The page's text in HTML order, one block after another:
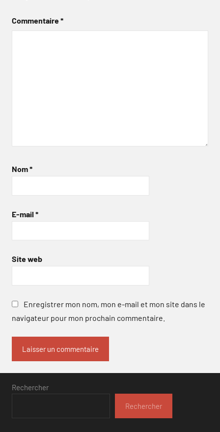
Commentaire*
Nom*
E-mail *
Site web
Enregistrer mon nom, mon e-mail et mon site dans le
navigateur pour mon prochain commentaire.
Rechercher
Rechercher